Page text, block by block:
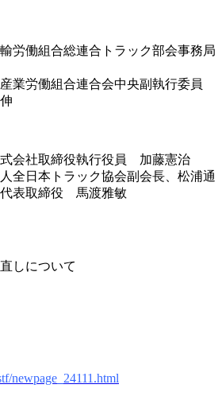
労働組合総連合トラック部会事務局
業労働組合連合会中央副執行委員
式会社取締役執行役員 加藤憲治
全日本トラック協会副会長、松浦通
表取締役 馬渡雅敏
しについて
newpage_24111.html